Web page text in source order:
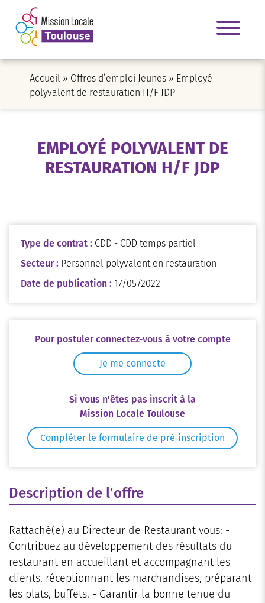
Accueil » Offres d’emploi Jeunes » Employé
polyvalent de restauration H/F JDP
EMPLOYÉ POLYVALENT DE
RESTAURATION H/F JDP
Description de l'offre
Rattaché(e) au Directeur de Restaurant vous: -
Contribuez au développement des résultats du
restaurant en accueillant et accompagnant les
clients, réceptionnant les marchandises, préparant
les plats, buffets. - Garantir la bonne tenue du
Type de contrat : CDD - CDD temps partiel
Secteur : Personnel polyvalent en restauration
Date de publication : 17/05/2022
Pour postuler connectez-vous à votre compte
Je me connecte
Si vous n'êtes pas inscrit à la
Mission Locale Toulouse
Compléter le formulaire de pré‑inscription